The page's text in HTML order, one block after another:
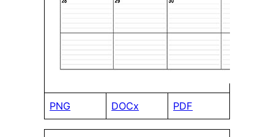
PNG DOCx PDF